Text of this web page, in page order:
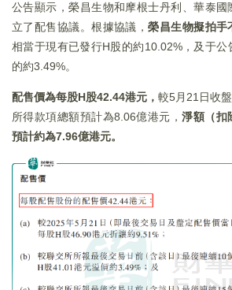
公告顯示，榮昌生物和摩根士丹利、華泰
立了配售協議。根據協議，榮昌生物擬拍手
相當于現有已發行H股的約10.02%，及于
的約3.49%。
配售價為每股H股42.44港元， 較5月21日收
所得款項總額預計為8.06億港元，淨額（扣
預計約為7.96億港元。